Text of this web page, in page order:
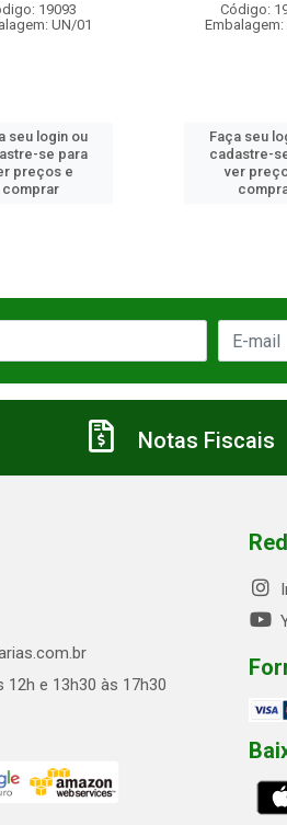
Código: 19095
UN/01
seu login ou
se para
ver preços e
comprar
Código:
Faça seu
ver
Notas Fiscais
12h e 13h30 às 17h30